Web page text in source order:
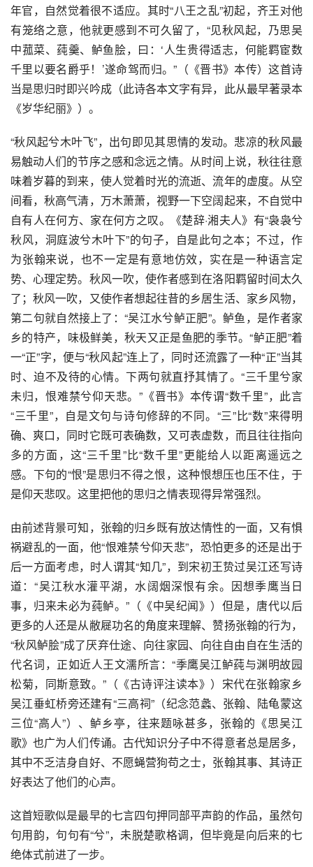
年官，自然觉着很不适应。其时“八王之乱”初起，齐王对他
有笼络之意，他就更感到不可久留了，“见秋风起，乃思吴
中菰菜、莼羹、鲈鱼脍，曰：‘人生贵得适志，何能羁宦数
千里以要名爵乎！’遂命驾而归。”（《晋书》本传）这首诗
当是思归时即兴吟成（此诗各本文字有异，此从最早著录本
《岁华纪丽》）。
“秋风起兮木叶飞”，出句即见其思情的发动。悲凉的秋风最
易触动人们的节序之感和念远之情。从时间上说，秋往往意
味着岁暮的到来，使人觉着时光的流逝、流年的虚度。从空
间看，秋高气清，万木萧萧，视野一下空阔起来，不自觉中
自有人在何方、家在何方之叹。《楚辞·湘夫人》有“袅袅兮
秋风，洞庭波兮木叶下”的句子，自是此句之本；不过，作
为张翰来说，也不一定是有意地仿效，实在是一种语言定
势、心理定势。秋风一吹，使作者感到在洛阳羁留时间太久
了；秋风一吹，又使作者想起往昔的乡居生活、家乡风物，
第二句就自然接上了：“吴江水兮鲈正肥”。鲈鱼，是作者家
乡的特产，味极鲜美，秋天又正是鱼肥的季节。“鲈正肥”着
一“正”字，便与“秋风起”连上了，同时还流露了一种“正”当其
时、迫不及待的心情。下两句就直抒其情了。“三千里兮家
未归，恨难禁兮仰天悲。”《晋书》本传谓“数千里”，此言
“三千里”，自是文句与诗句修辞的不同。“三”比“数”来得明
确、爽口，同时它既可表确数，又可表虚数，而且往往指向
多的方面，这“三千里”比“数千里”更能给人以距离遥远之
感。下句的“恨”是思归不得之恨，这种恨想压也压不住，于
是仰天悲叹。这里把他的思归之情表现得异常强烈。
由前述背景可知，张翰的归乡既有放达情性的一面，又有惧
祸避乱的一面，他“恨难禁兮仰天悲”，恐怕更多的还是出于
后一方面考虑，时人谓其“知几”，到宋初王贽过吴江还写诗
道：“吴江秋水灌平湖，水阔烟深恨有余。因想季鹰当日
事，归来未必为莼鲈。”（《中吴纪闻》）但是，唐代以后
更多的人还是从敝屣功名的角度来理解、赞扬张翰的行为，
“秋风鲈脍”成了厌弃仕途、向往家园、向往自由自在生活的
代名词，正如近人王文濡所言：“季鹰吴江鲈莼与渊明故园
松菊，同斯意致。”（《古诗评注读本》）宋代在张翰家乡
吴江垂虹桥旁还建有“三高祠”（纪念范蠡、张翰、陆龟蒙这
三位“高人”）、鲈乡亭，往来题咏甚多，张翰的《思吴江
歌》也广为人们传诵。古代知识分子中不得意者总是居多，
其中不乏洁身自好、不愿蝇营狗苟之士，张翰其事、其诗正
好表达了他们的心声。
这首短歌似是最早的七言四句押同部平声韵的作品，虽然句
句用韵，句句有“兮”，未脱楚歌格调，但毕竟是向后来的七
绝体式前进了一步。